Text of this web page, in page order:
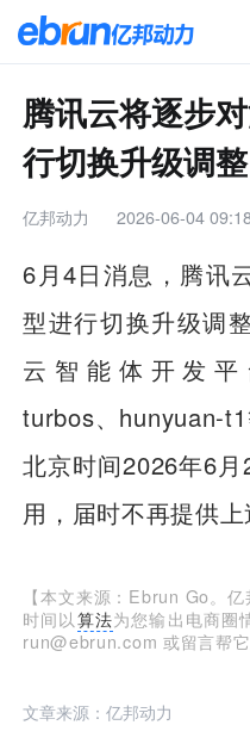
腾讯云将逐步
行切换升级调整
亿邦动力 2026-06-04
6月4日消息，腾讯
型进行切换升级调
云智能体开发平
turbos、hunyuan-
北京时间2026年6
用，届时不再提供上
【本文来源：Ebrun Go。
时间以 算法为您输出电商圈
run@ebrun.com 或留言帮它
文章来源：亿邦动力